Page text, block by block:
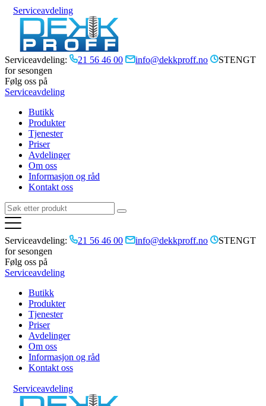
Serviceavdeling
Serviceavdeling: 21 56 46 00 info@dekkproff.no
STENGT
for sesongen
Følg oss på
Serviceavdeling
Butikk
Produkter
Tjenester
Priser
Avdelinger
Om oss
Informasjon og råd
Kontakt oss
Serviceavdeling: 21 56 46 00 info@dekkproff.no
STENGT
for sesongen
Følg oss på
Serviceavdeling
Butikk
Produkter
Tjenester
Priser
Avdelinger
Om oss
Informasjon og råd
Kontakt oss
Serviceavdeling